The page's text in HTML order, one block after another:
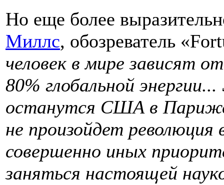
Но еще более
Миллс, обозреватель
человек в мире зависят
80% глобальной
останутся США в
не произойдет
совершенно иных
заняться настоящей